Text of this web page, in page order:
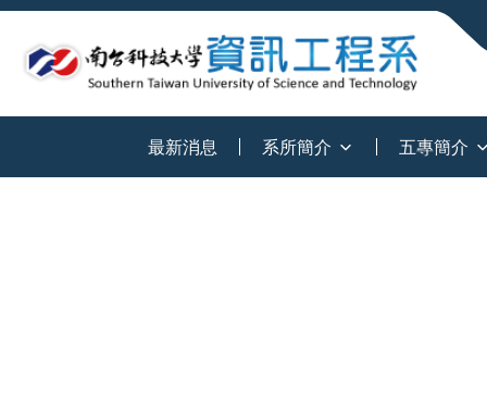
最新消息 系所簡介 五專簡介